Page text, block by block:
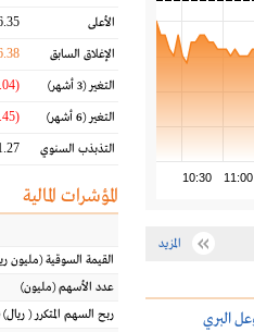
10:30 11:00
المزيد
الأعلى
الإغلاق السابق
التغير(3 أشهر) (22.04 %)
التغير(6 أشهر) (30.45 %)
التذبذب السنوي %
المؤشرات المالية
القيمة السوقية(مليون
عدد الأسهم(مليون)
ربح السهم المتكرر( ريال)